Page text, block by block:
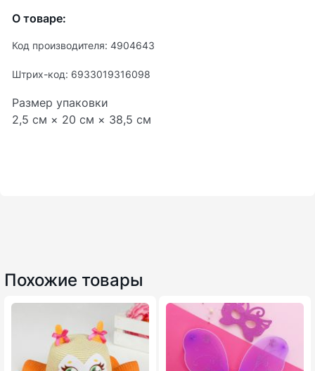
О товаре:
Код производителя: 4904643
Штрих-код: 6933019316098
Размер упаковки
2,5 см × 20 см × 38,5 см
Похожие товары